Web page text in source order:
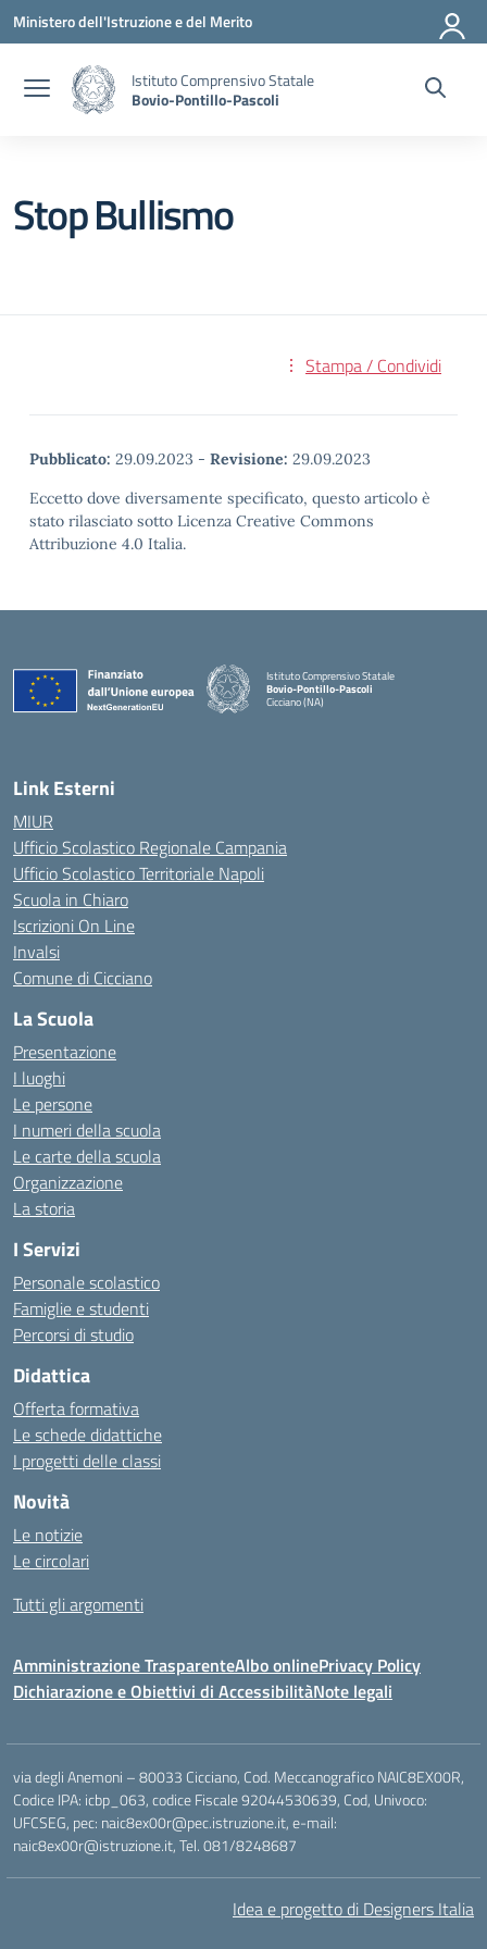
Vai ai contenuti
Vai al menu di navigazione
Vai al footer
Ministero dell'Istruzione e del Merito
Istituto Comprensivo Statale
Bovio-Pontillo-Pascoli
Stop Bullismo
Stampa / Condividi
Pubblicato: 29.09.2023 - Revisione: 29.09.2023
Eccetto dove diversamente specificato, questo articolo è
stato rilasciato sotto Licenza Creative Commons
Attribuzione 4.0 Italia.
Istituto Comprensivo Statale
Bovio-Pontillo-Pascoli
Cicciano (NA)
Link Esterni
MIUR
Ufficio Scolastico Regionale Campania
Ufficio Scolastico Territoriale Napoli
Scuola in Chiaro
Iscrizioni On Line
Invalsi
Comune di Cicciano
La Scuola
Presentazione
I luoghi
Le persone
I numeri della scuola
Le carte della scuola
Organizzazione
La storia
I Servizi
Personale scolastico
Famiglie e studenti
Percorsi di studio
Didattica
Offerta formativa
Le schede didattiche
I progetti delle classi
Novità
Le notizie
Le circolari
Tutti gli argomenti
Amministrazione TrasparenteAlbo onlinePrivacy Policy
Dichiarazione e Obiettivi di AccessibilitàNote legali
via degli Anemoni – 80033 Cicciano, Cod. Meccanografico NAIC8EX00R,
Codice IPA: icbp_063, codice Fiscale 92044530639, Cod, Univoco:
UFCSEG, pec: naic8ex00r@pec.istruzione.it, e-mail:
naic8ex00r@istruzione.it, Tel. 081/8248687
Idea e progetto di Designers Italia